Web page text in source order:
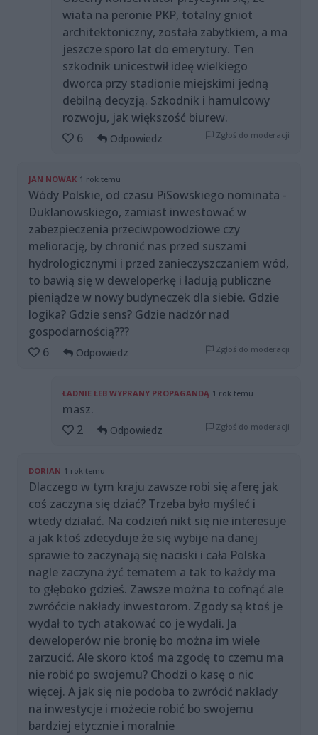
wiata na peronie PKP, totalny gniot
architektoniczny, została zabytkiem, a ma
jeszcze sporo lat do emerytury. Ten
szkodnik unicestwił ideę wielkiego
dworca przy stadionie miejskimi jedną
debilną decyzją. Szkodnik i hamulcowy
rozwoju, jak większość biurew.
6
Odpowiedz Zgłoś do moderacji
JAN NOWAK 1 rok temu
Wódy Polskie, od czasu PiSowskiego nominata -
Duklanowskiego, zamiast inwestować w
zabezpieczenia przeciwpowodziowe czy
meliorację, by chronić nas przed suszami
hydrologicznymi i przed zanieczyszczaniem wód,
to bawią się w deweloperkę i ładują publiczne
pieniądze w nowy budyneczek dla siebie. Gdzie
logika? Gdzie sens? Gdzie nadzór nad
gospodarnością???
6
Odpowiedz Zgłoś do moderacji
ŁADNIE ŁEB WYPRANY PROPAGANDĄ 1 rok temu
masz.
2
Odpowiedz Zgłoś do moderacji
DORIAN 1 rok temu
Dlaczego w tym kraju zawsze robi się aferę jak
coś zaczyna się dziać? Trzeba było myśleć i
wtedy działać. Na codzień nikt się nie interesuje
a jak ktoś zdecyduje że się wybije na danej
sprawie to zaczynają się naciski i cała Polska
nagle zaczyna żyć tematem a tak to każdy ma
to głęboko gdzieś. Zawsze można to cofnąć ale
zwróćcie nakłady inwestorom. Zgody są ktoś je
wydał to tych atakować co je wydali. Ja
deweloperów nie bronię bo można im wiele
zarzucić. Ale skoro ktoś ma zgodę to czemu ma
nie robić po swojemu? Chodzi o kasę o nic
więcej. A jak się nie podoba to zwrócić nakłady
na inwestycje i możecie robić bo swojemu
bardziej etycznie i moralnie